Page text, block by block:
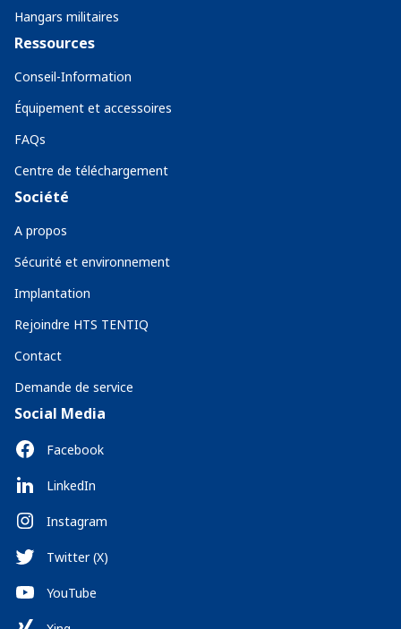
Hangars militaires
Ressources
Conseil-Information
Équipement et accessoires
FAQs
Centre de téléchargement
Société
A propos
Sécurité et environnement
Implantation
Rejoindre HTS TENTIQ
Contact
Demande de service
Social Media
Facebook
LinkedIn
Instagram
Twitter (X)
YouTube